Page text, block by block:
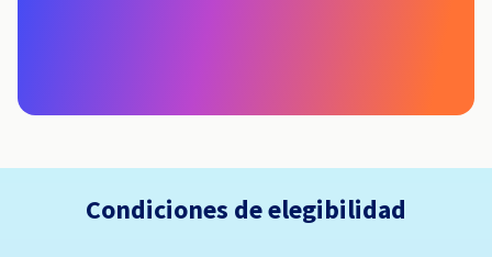
Condiciones de elegibilidad